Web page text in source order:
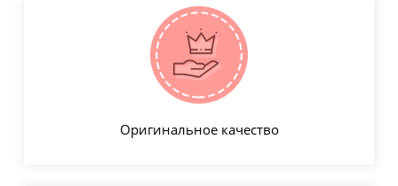
Оригинальное качество